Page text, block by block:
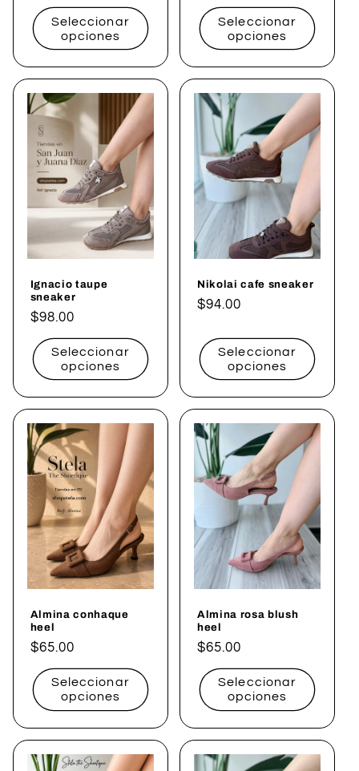
Seleccionar
opciones
Seleccionar
opciones
Ignacio taupe
sneaker
Precio
habitual
$98.00
Seleccionar
opciones
Nikolai cafe sneaker
Precio
$94.00
Seleccionar
opciones
Almina conhaque
heel
Precio
habitual
$65.00
Seleccionar
opciones
Almina rosa blush
heel
Precio
habitual
$65.00
Seleccionar
opciones